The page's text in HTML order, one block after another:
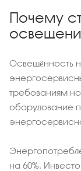
Почему
Освещённость
требованиям
оборудование
на 60%.